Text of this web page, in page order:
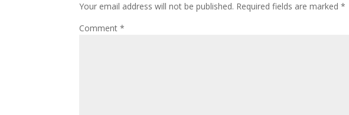
Your email address will not be published. Required fields are marked*
Comment*